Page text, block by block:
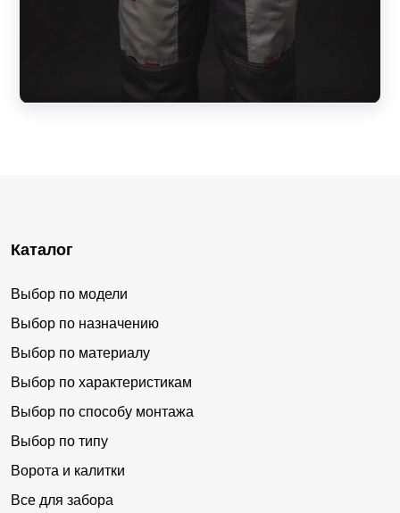
Каталог
Выбор по модели
Выбор по назначению
Выбор по материалу
Выбор по характеристикам
Выбор по способу монтажа
Выбор по типу
Ворота и калитки
Все для забора